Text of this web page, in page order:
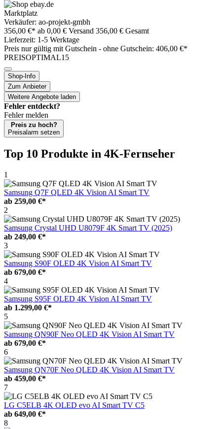
Marktplatz
Verkäufer: ao-projekt-gmbh
356,00 €* ab 0,00 € Versand 356,00 € Gesamt
Lieferzeit: 1-5 Werktage
Preis nur gültig mit Gutschein - ohne Gutschein: 406,00 €*
PREISOPTIMAL15
Shop-Info
Zum Anbieter
Weitere Angebote laden
Fehler entdeckt?
Fehler melden
Preis zu hoch?
Preisalarm setzen
Top 10 Produkte in 4K-Fernseher
1
Samsung Q7F QLED 4K Vision AI Smart TV
ab 259,00 €*
2
Samsung Crystal UHD U8079F 4K Smart TV (2025)
ab 249,00 €*
3
Samsung S90F OLED 4K Vision AI Smart TV
ab 679,00 €*
4
Samsung S95F OLED 4K Vision AI Smart TV
ab 1.299,00 €*
5
Samsung QN90F Neo QLED 4K Vision AI Smart TV
ab 679,00 €*
6
Samsung QN70F Neo QLED 4K Vision AI Smart TV
ab 459,00 €*
7
LG C5ELB 4K OLED evo AI Smart TV C5
ab 649,00 €*
8